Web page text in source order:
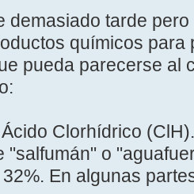
demasiado tarde
químicos para
pueda parecerse al
Clorhídrico
"salfumán" o
En algunas